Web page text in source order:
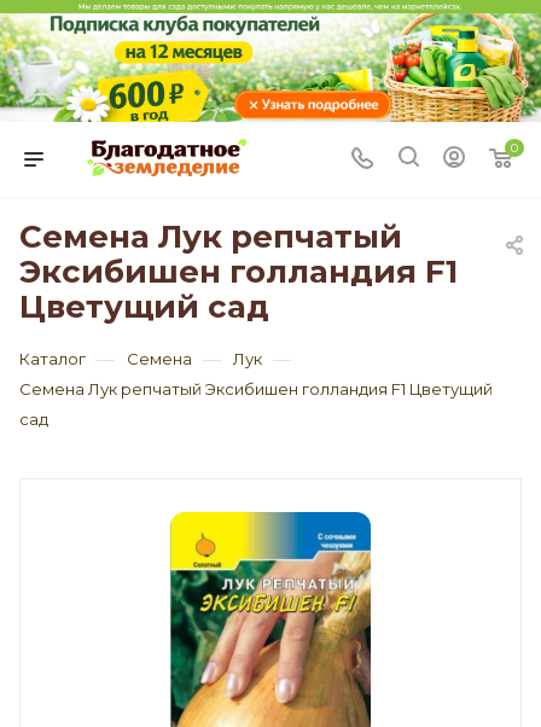
0
Семена Лук репчатый
Эксибишен голландия F1
Цветущий сад
Каталог — Семена — Лук —
Семена Лук репчатый Эксибишен голландия F1 Цветущий
сад